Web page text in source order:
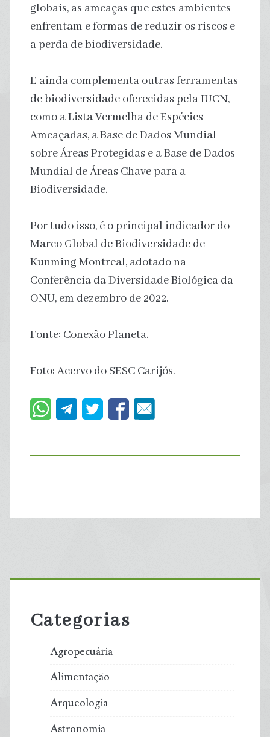
globais, as ameaças que estes ambientes
enfrentam e formas de reduzir os riscos e
a perda de biodiversidade.
E ainda complementa outras ferramentas
de biodiversidade oferecidas pela IUCN,
como a Lista Vermelha de Espécies
Ameaçadas, a Base de Dados Mundial
sobre Áreas Protegidas e a Base de Dados
Mundial de Áreas Chave para a
Biodiversidade.
Por tudo isso, é o principal indicador do
Marco Global de Biodiversidade de
Kunming Montreal, adotado na
Conferência da Diversidade Biológica da
ONU, em dezembro de 2022.
Fonte: Conexão Planeta.
Foto: Acervo do SESC Carijós.
Primary
Sidebar
Categorias
Agropecuária
Alimentação
Arqueologia
Astronomia